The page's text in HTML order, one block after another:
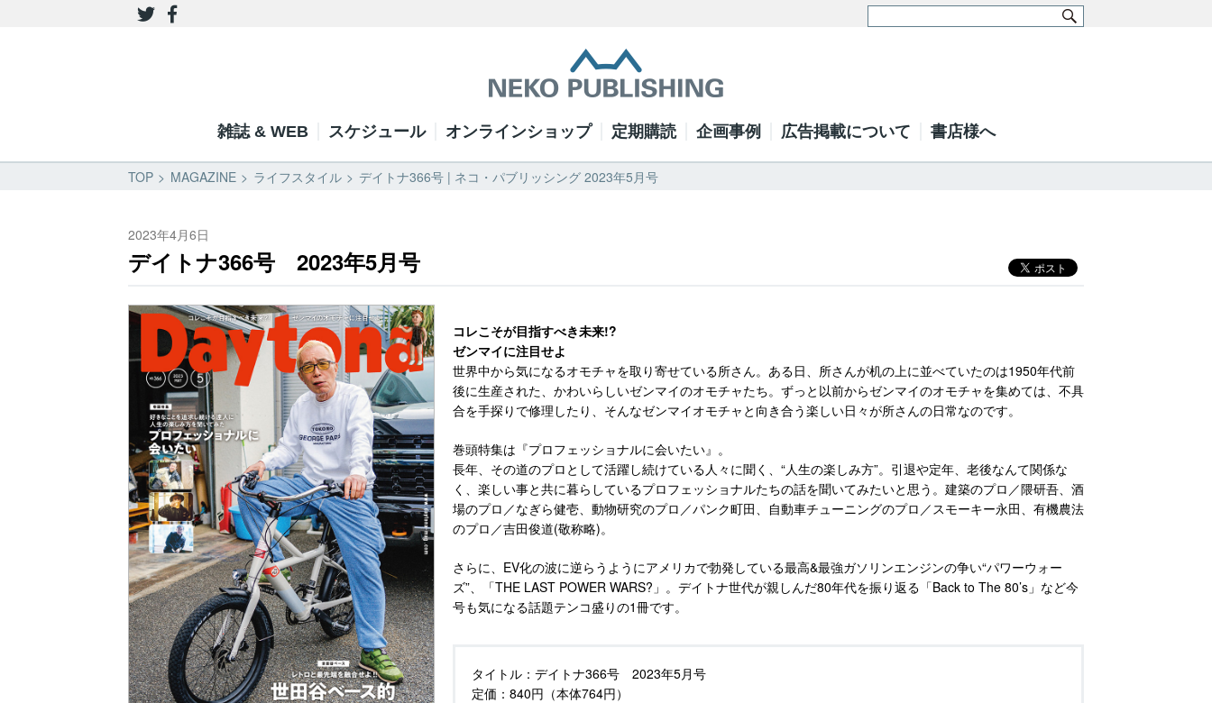
雑誌 & WEB スケジュール オンラインショップ 定期購読 企画事例 広告掲載について 書店様へ
TOP MAGAZINE ライフスタイル デイトナ366号 | ネコ・パブリッシング 2023年5月号
2023年4月6日
デイトナ366号 2023年5月号
コレこそが目指すべき未来!?
ゼンマイに注目せよ
世界中から気になるオモチャを取り寄せている所さん。ある日、所さんが机の上に並べていたのは1950年代前
後に生産された、かわいらしいゼンマイのオモチャたち。ずっと以前からゼンマイのオモチャを集めては、不具
合を手探りで修理したり、そんなゼンマイオモチャと向き合う楽しい日々が所さんの日常なのです。
巻頭特集は『プロフェッショナルに会いたい』。
長年、その道のプロとして活躍し続けている人々に聞く、“人生の楽しみ方”。引退や定年、老後なんて関係な
く、楽しい事と共に暮らしているプロフェッショナルたちの話を聞いてみたいと思う。建築のプロ／隈研吾、酒
場のプロ／なぎら健壱、動物研究のプロ／パンク町田、自動車チューニングのプロ／スモーキー永田、有機農法
のプロ／吉田俊道(敬称略)。
さらに、EV化の波に逆らうようにアメリカで勃発している最高&最強ガソリンエンジンの争い“パワーウォー
ズ”、「THE LAST POWER WARS?」。デイトナ世代が親しんだ80年代を振り返る「Back to The 80’s」など今
号も気になる話題テンコ盛りの1冊です。
タイトル： デイトナ366号 2023年5月号
定価： 840円（本体764円）